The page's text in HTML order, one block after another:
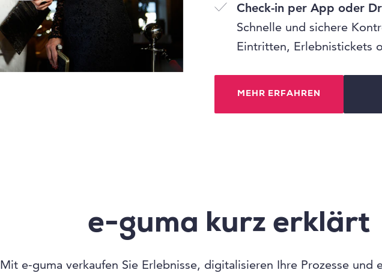
Check-in per App oder
Schnelle und sichere
Eintritten, Erlebnistickets
MEHR ERFAHREN
e-guma kurz erklärt
Mit e-guma verkaufen Sie Erlebnisse, digitalisieren Ihre Prozesse und